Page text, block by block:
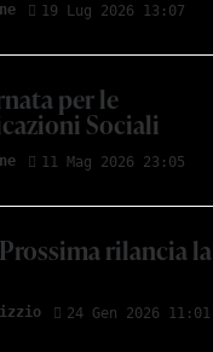
19 Lug 2026 13:07
per le
Sociali
11 Mag 2026 23:05
rilancia la
24 Gen 2026 11:01